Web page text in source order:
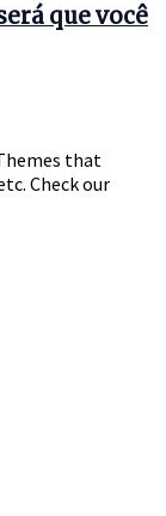
que você
that
Check our